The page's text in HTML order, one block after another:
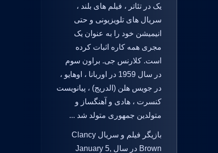
یک در تئاتر ، فیلم های بلند ،
سریال های تلویزیونی و حتی
انیمیشن خود را به عنوان یک
مجری همه کاره اثبات کرده
است. کلارنس جی. براون سوم
در سال 1959 در اوربانا ، اوهایو ،
در جویس هلن (الدریج) ، پیانویست
کنسرت ، هادی و آهنگساز و
متولدین جمهوری متولد شد ...
بازیگر فیلم و سریال Clancy
Brown در سال January 5,